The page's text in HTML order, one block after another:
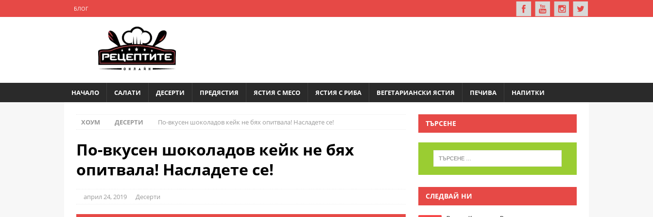
БЛОГ
НАЧАЛО САЛАТИ ДЕСЕРТИ ПРЕДЯСТИЯ ЯСТИЯ С МЕСО ЯСТИЯ С РИБА ВЕГЕТАРИАНСКИ ЯСТИЯ ПЕЧИВА НАПИТКИ
ХОУМ ДЕСЕРТИ По-вкусен шоколадов кейк не бях опитвала! Насладете се!
По-вкусен шоколадов кейк не бях
опитвала! Насладете се!
април 24, 2019 Десерти
ТЪРСЕНЕ
СЛЕДВАЙ НИ